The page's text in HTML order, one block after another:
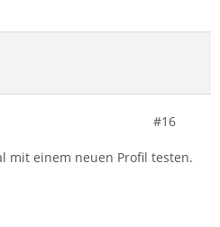
#16
mit einem neuen Profil testen.